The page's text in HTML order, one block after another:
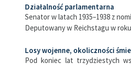
Działalność parlamentarna
Senator w latach 1935–1938 z
Deputowany w Reichstagu w roku
Losy wojenne, okoliczności
Pod koniec lat trzydziestych